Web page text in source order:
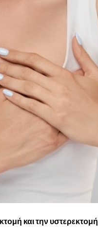
και την υστερεκτομή